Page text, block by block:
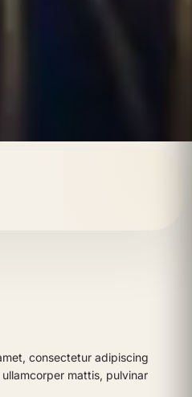
consectetur adipiscing
mattis, pulvinar